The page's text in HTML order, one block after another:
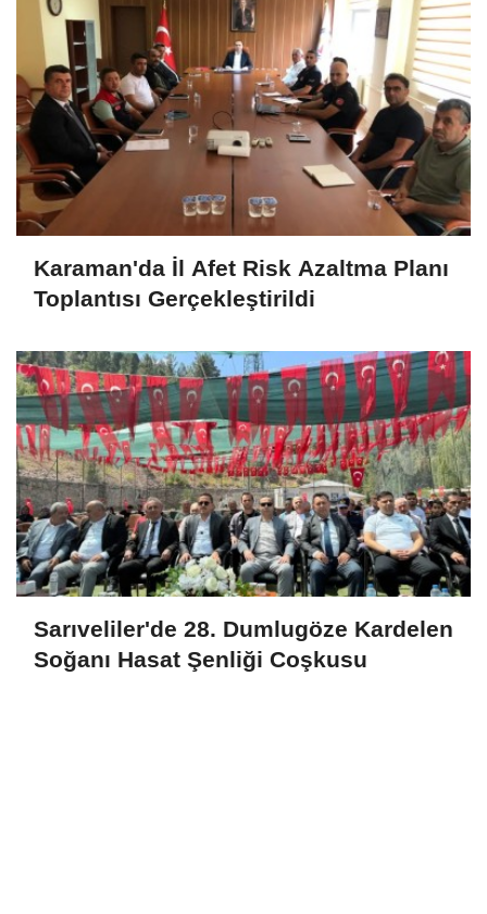
Karaman'da İl Afet Risk Azaltma Planı
Toplantısı Gerçekleştirildi
Sarıveliler'de 28. Dumlugöze Kardelen
Soğanı Hasat Şenliği Coşkusu